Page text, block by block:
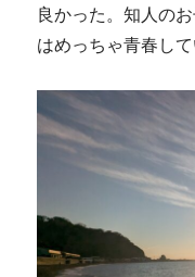
良かった。知人の
はめっちゃ青春し